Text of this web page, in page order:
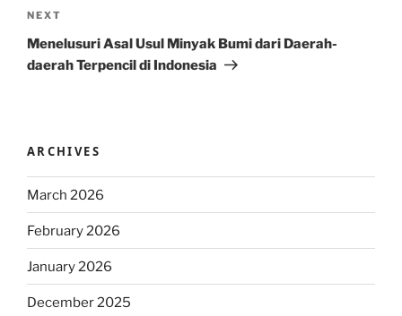
Next
Post
NEXT
Menelusuri Asal Usul Minyak Bumi dari Daerah-
daerah Terpencil di Indonesia
ARCHIVES
March 2026
February 2026
January 2026
December 2025